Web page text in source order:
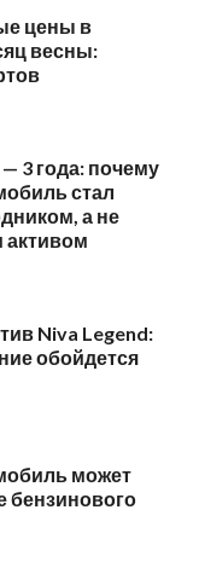
цены в
весны:
3 года: почему
стал
а не
Niva Legend:
обойдется
может
бензинового